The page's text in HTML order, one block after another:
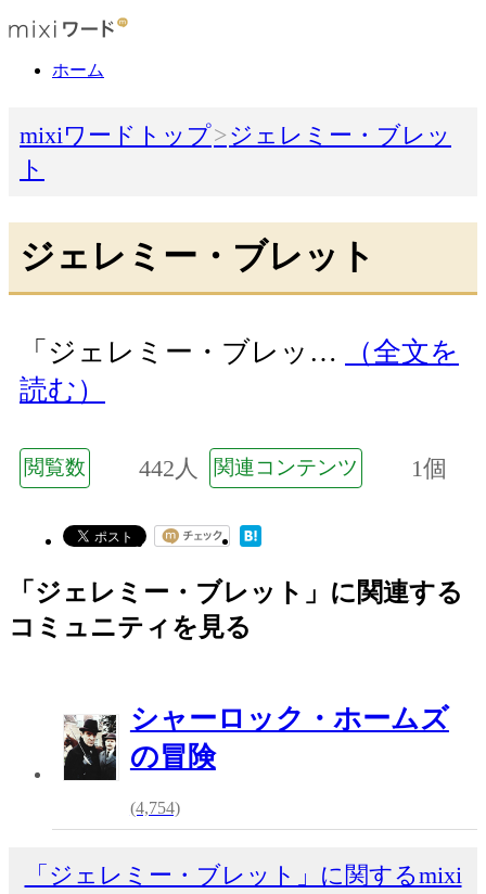
ホーム
mixiワードトップ
ジェレミー・ブレッ
ト
ジェレミー・ブレット
「ジェレミー・ブレッ…
（全文を
読む）
閲覧数 442人 関連コンテンツ 1個
「ジェレミー・ブレット」に関連する
コミュニティを見る
シャーロック・ホームズ
の冒険
(4,754)
「ジェレミー・ブレット」に関するmixi